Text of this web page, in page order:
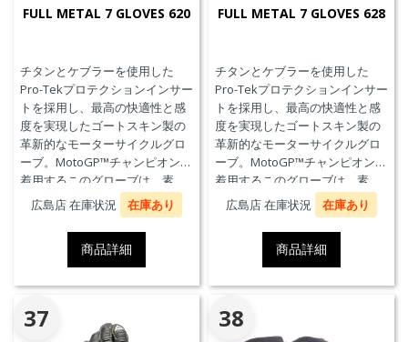
FULL METAL 7 GLOVES 620
チタンとケブラーを使用した
Pro-Tekプロテクションインサー
トを採用し、最高の快適性と感
度を実現したゴートスキン製の
革新的なモーターサイクルグロ
ーブ。MotoGP™チャンピオンが
着用するこのグローブは、素
材、快適性、プロテクションに
おいて、優れたパフォーマンス
のためにダイネーゼテクノロジ
ーの真髄を表現しています。
広島店 在庫状況 在庫あり
商品詳細
FULL METAL 7 GLOVES 628
チタンとケブラーを使用した
Pro-Tekプロテクションインサー
トを採用し、最高の快適性と感
度を実現したゴートスキン製の
革新的なモーターサイクルグロ
ーブ。MotoGP™チャンピオンが
着用するこのグローブは、素
材、快適性、プロテクションに
おいて、優れたパフォーマンス
のためにダイネーゼテクノロジ
ーの真髄を表現しています。
広島店 在庫状況 在庫あり
商品詳細
37 38